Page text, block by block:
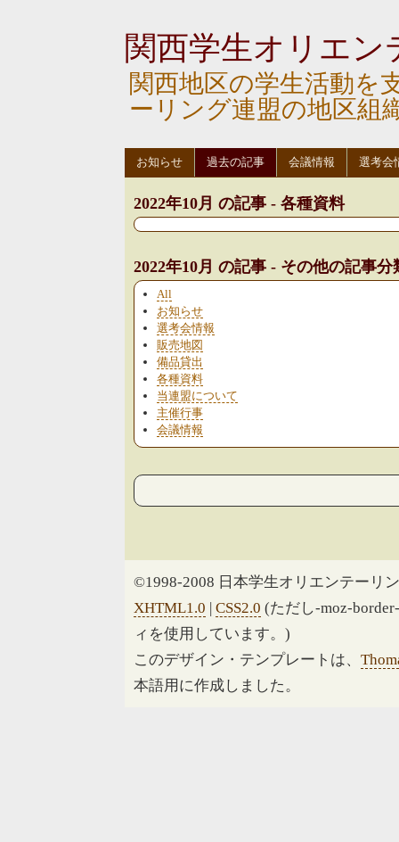
関西学生オリエン
関西地区の学生活動を
ーリング連盟の地区組
お知らせ 過去の記事 会議情報 選考会
2022年10月 の記事 - 各種資料
2022年10月 の記事 - その他の記事分
All
お知らせ
選考会情報
販売地図
備品貸出
各種資料
当連盟について
主催行事
会議情報
©1998-2008 日本学生オリエンテーリ
XHTML1.0 | CSS2.0 (ただし-moz-
ィを使用しています。)
このデザイン・テンプレートは、
本語用に作成しました。